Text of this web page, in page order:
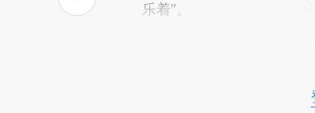
乐着”。